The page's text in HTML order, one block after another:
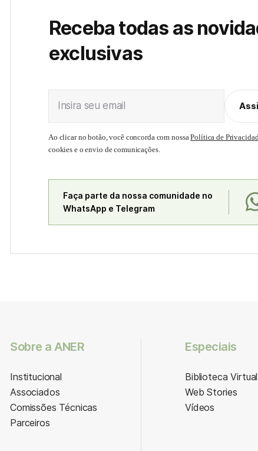
Receba todas as
exclusivas
Insira seu email
Ao clicar no botão, você concorda com nossaPolítica de
cookies e o envio de comunicações.
Faça parte da nossa comunidade no
WhatsApp e Telegram
Sobre a ANER
Institucional
Associados
Comissões Técnicas
Parceiros
Especiais
Biblioteca Virtual
Web Stories
Vídeos